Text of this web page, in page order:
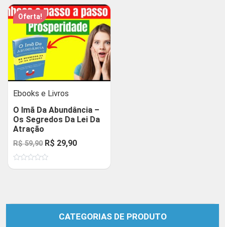
Oferta!
Ebooks e Livros
O Imã Da Abundância –
Os Segredos Da Lei Da
Atração
R$59,90 O
preço
original
R$ 29,90O
atual
CATEGORIAS DE PRODUTO